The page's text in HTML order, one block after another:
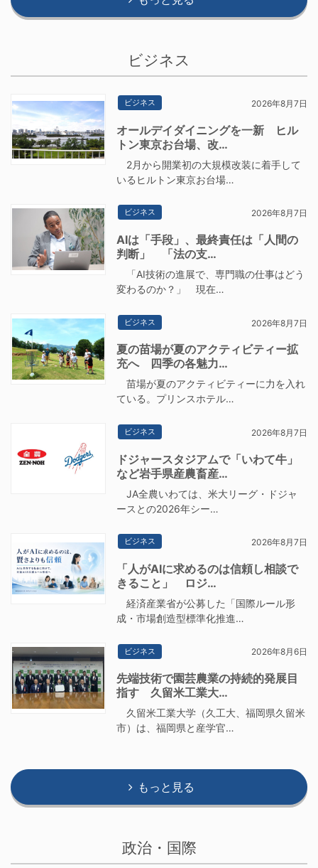
ビジネス
ビジネス 2026年8月7日
オールデイダイニングを一新 ヒル
トン東京お台場、改…
2月から開業初の大規模改装に着手して
いるヒルトン東京お台場…
ビジネス 2026年8月7日
AIは「手段」、最終責任は「人間の
判断」 「法の支…
「AI技術の進展で、専門職の仕事はどう
変わるのか？」 現在…
ビジネス 2026年8月7日
夏の苗場が夏のアクティビティー拡
充へ 四季の各魅力…
苗場が夏のアクティビティーに力を入れ
ている。プリンスホテル…
ビジネス 2026年8月7日
ドジャースタジアムで「いわて牛」
など岩手県産農畜産…
JA全農いわては、米大リーグ・ドジャ
ースとの2026年シー…
ビジネス 2026年8月7日
「人がAIに求めるのは信頼し相談で
きること」 ロジ…
経済産業省が公募した「国際ルール形
成・市場創造型標準化推進…
ビジネス 2026年8月6日
先端技術で園芸農業の持続的発展目
指す 久留米工業大…
久留米工業大学（久工大、福岡県久留米
市）は、福岡県と産学官…
もっと見る
政治・国際